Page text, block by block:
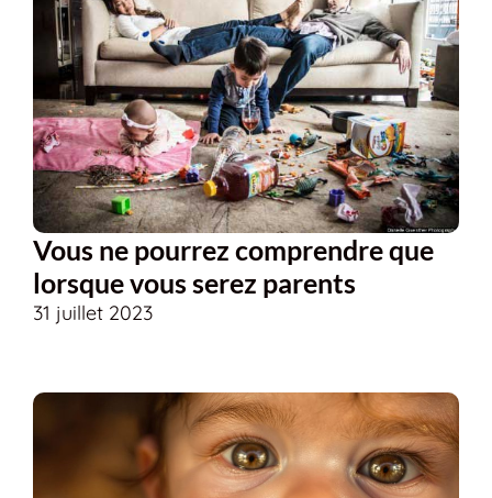
Vous ne pourrez comprendre que
lorsque vous serez parents
31 juillet 2023